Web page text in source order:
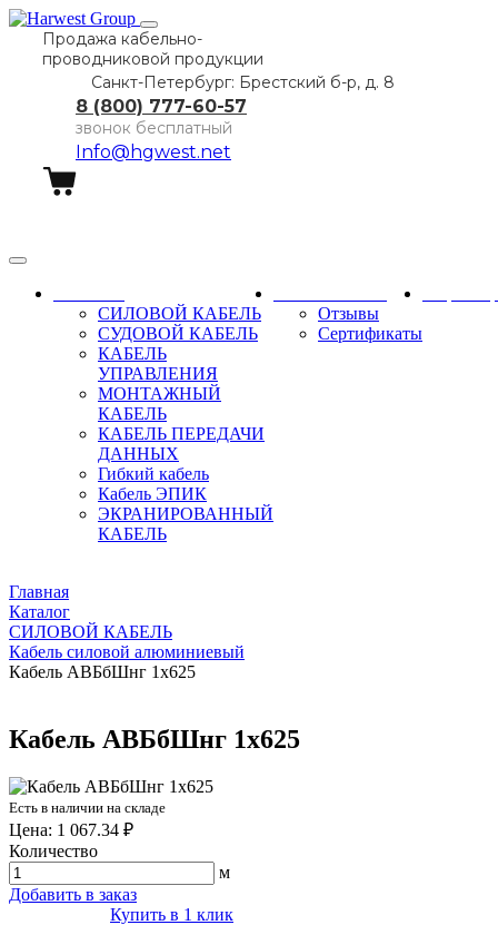
Продажа кабельно-
проводниковой продукции
Санкт-Петербург: Брестский б-р, д. 8
8 (800) 777-60-57
звонок бесплатный
Info@hgwest.net
СИЛОВОЙ КАБЕЛЬ
СУДОВОЙ КАБЕЛЬ
КАБЕЛЬ
УПРАВЛЕНИЯ
МОНТАЖНЫЙ
КАБЕЛЬ
КАБЕЛЬ ПЕРЕДАЧИ
ДАННЫХ
Гибкий кабель
Кабель ЭПИК
ЭКРАНИРОВАННЫЙ
КАБЕЛЬ
Отзывы
Сертификаты
Главная
Каталог
СИЛОВОЙ КАБЕЛЬ
Кабель силовой алюминиевый
Кабель АВБбШнг 1х625
Кабель АВБбШнг 1х625
Есть в наличии на складе
Цена: 1 067.34 ₽
Количество
м
Добавить в заказ
Купить в 1 клик